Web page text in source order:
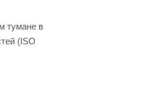
тумане в
(ISO